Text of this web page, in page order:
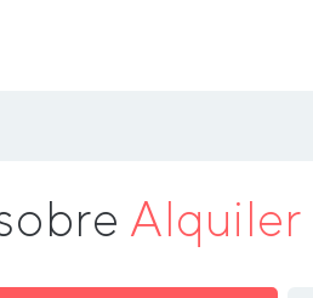
Alquiler